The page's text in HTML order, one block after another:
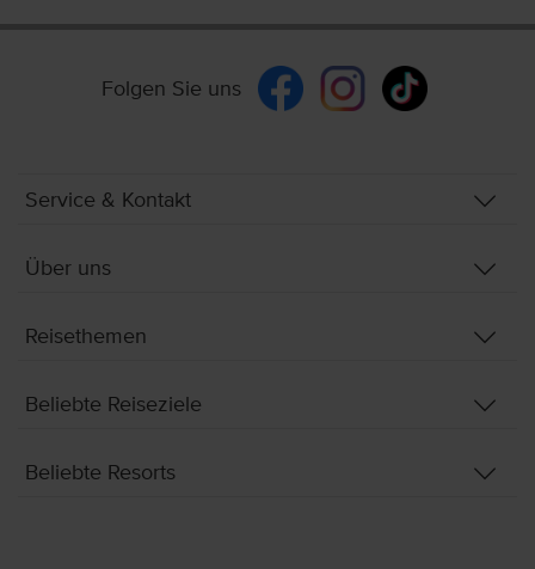
Folgen Sie uns
Service & Kontakt
Über uns
Reisethemen
Beliebte Reiseziele
Beliebte Resorts